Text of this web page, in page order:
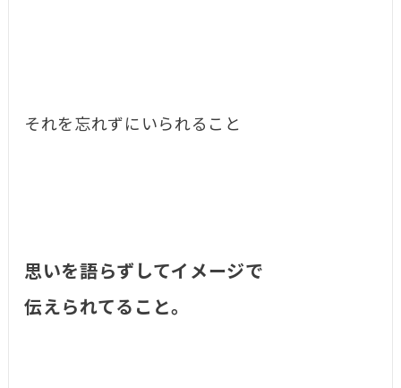
それを忘れずにいられること
思いを語らずしてイメージで
伝えられてること。